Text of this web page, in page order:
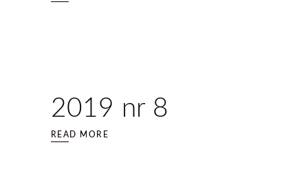
2019 nr 8
READ MORE